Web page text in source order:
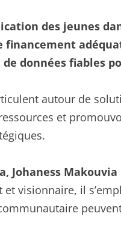
des jeunes
financement
de données fiables
autour de
et
Johaness Makouvia
et visionnaire, il